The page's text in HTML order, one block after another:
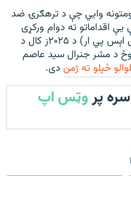
وايي چې د ترهګرۍ ضد
اقداماتو ته دوام ورکړی
دی. د پوځ د عامه اړيکو ادارې (ای اېس پي ار) د ۲۰۲۵ز کال د
د مشر جنرال سید عاصم
ځپلو ته ژمندی.
پروټس اپ